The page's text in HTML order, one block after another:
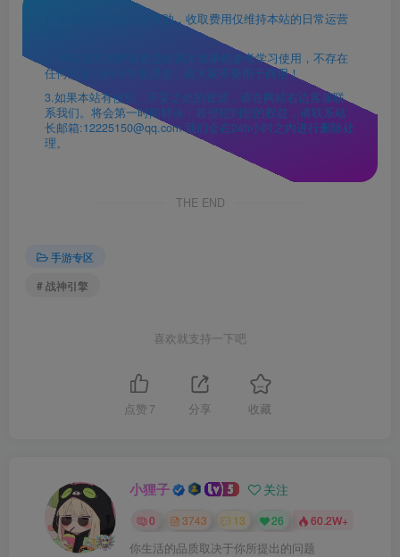
1. 本站资源售价只是赞助，收取费用仅维持本站的日常运营
2. 本站提供的所有资源仅供本地单机参考学习使用，不存在
任何商业目的与商业用途，请大家不要用于商用！
3.如果本站有侵犯、不妥之处的资源，请在网站右边客服联
系我们。将会第一时间解决！若侵犯到您的权益，请联系站
长邮箱:12225150@qq.com 我们会在24h小时之内进行删除处
理。
THE END
手游专区
# 战神引擎
喜欢就支持一下吧
点赞 7 分享 收藏
小狸子 关注
0 3743 13 26 60.2W+
你生活的品质取决于你所提出的问题